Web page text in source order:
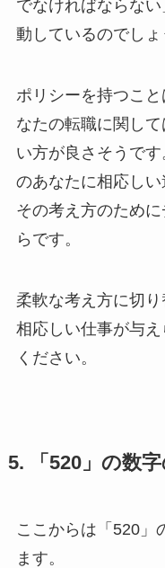
でなければならな
動しているのでしょ
ポリシーを持つこ
なたの転職に関し
い方が良さそうで
のあなたに相応しい
その考え方のため
らです。
柔軟な考え方に切
相応しい仕事が与
ください。
5. 「520」の数
ここからは「520」
ます。